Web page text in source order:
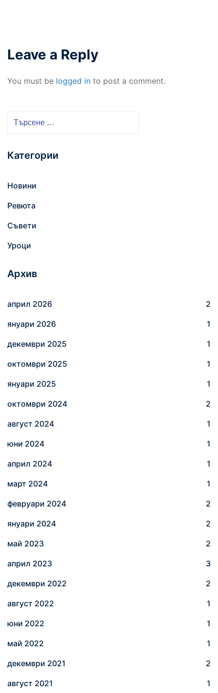
Leave a Reply
You must be logged in to post a comment.
с
н
з
Категории
Новини
Ревюта
Съвети
Уроци
Архив
април 2026 2
януари 2026 1
декември 2025 1
октомври 2025 1
януари 2025 1
октомври 2024 2
август 2024 1
юни 2024 1
април 2024 1
март 2024 1
февруари 2024 2
януари 2024 2
май 2023 2
април 2023 3
декември 2022 2
август 2022 1
юни 2022 1
май 2022 1
декември 2021 2
август 2021 1